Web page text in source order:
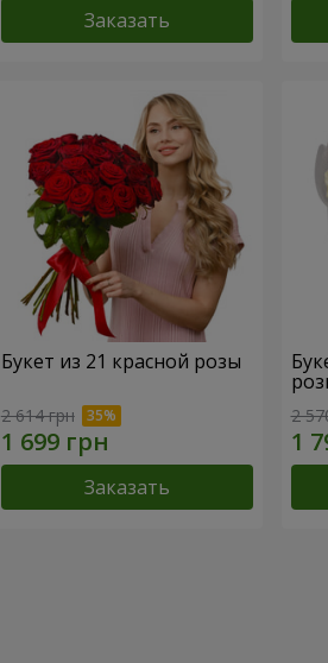
Заказать
Букет из 21 красной розы
2 614 грн
Заказать
2